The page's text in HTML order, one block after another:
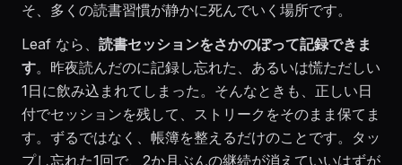
そ、多くの読書習慣が静かに死んでいく場所です。
Leaf なら、 読書セッションをさかのぼって記録できま
す。昨夜読んだのに記録し忘れた、あるいは慌ただしい
1日に飲み込まれてしまった。そんなときも、正しい日
付でセッションを残して、ストリークをそのまま保てま
す。ずるではなく、帳簿を整えるだけのことです。タッ
プし忘れた1回で、2か月ぶんの継続が消えていいはずが